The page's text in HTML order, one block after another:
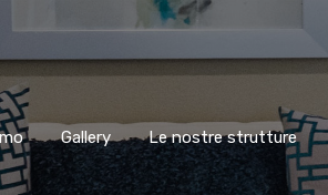
Gallery Le nostre strutture